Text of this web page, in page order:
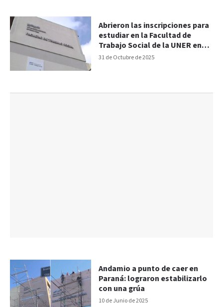
31 de Octubre de 2025
Abrieron las inscripciones para
estudiar en la Facultad de
Trabajo Social de la UNER en
2026
10 de Junio de 2025
Andamio a punto de caer en
Paraná: lograron estabilizarlo
con una grúa